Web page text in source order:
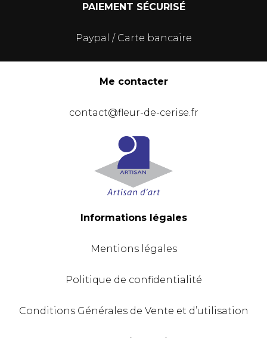
PAIEMENT SÉCURISÉ
Paypal / Carte bancaire
Me contacter
contact@fleur-de-cerise.fr
Informations légales
Mentions légales
Politique de confidentialité
Conditions Générales de Vente et d’utilisation